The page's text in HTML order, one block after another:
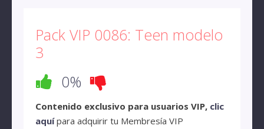
Pack VIP 0086: Teen modelo
3
0%
Contenido exclusivo para usuarios VIP, clic
aquípara adquirir tu Membresía VIP